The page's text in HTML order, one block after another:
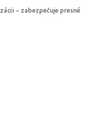
– zabezpečuje presné